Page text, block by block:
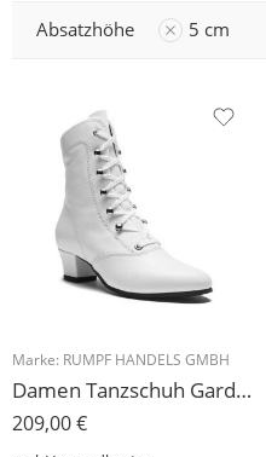
Absatzhöhe 5 cm
Marke: RUMPF HANDELS GMBH
Damen Tanzschuh Gardestiefel Modell 8910 Leder schwarz oder weiß, Porosohle (rutschfest), Absatz 4 c
209,00€